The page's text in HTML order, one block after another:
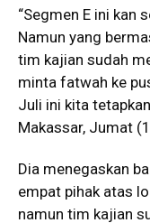
“Segmen E ini kan
Namun yang
tim kajian sudah
minta fatwah ke
Juli ini kita
Makassar, Jumat
Dia menegaskan
empat pihak atas
namun tim kajian